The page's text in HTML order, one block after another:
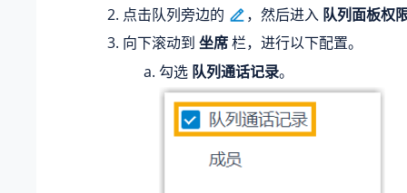
点击队列旁边的
，然后进入 队列面板权
向下滚动到 坐席栏，进行以下配置。
勾选 队列通话记录。